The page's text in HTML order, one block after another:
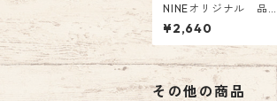
NINEオリジナル 品
番:NI-033 NINEオリ
ジナルインク「 ～星に
なれたら～」オリジナ
ル Fountain Pen Ink
¥2,640
その他の商品